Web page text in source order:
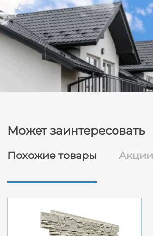
Может заинтересовать
Похожие товары Акции